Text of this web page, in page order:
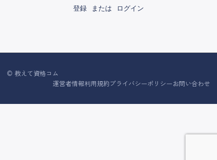
登録 または ログイン
© 教えて資格コム
運営者情報利用規約プライバシーポリシーお問い合わせ